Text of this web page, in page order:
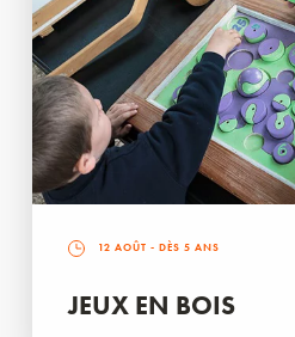
12 AOÛT - DÈS 5 ANS
JEUX EN BOIS